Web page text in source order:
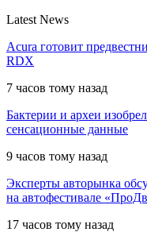
Latest News
Acura готовит
RDX
7 часов тому назад
Бактерии и археи
сенсационные данные
9 часов тому назад
Эксперты авторынка
на автофестивале
17 часов тому назад